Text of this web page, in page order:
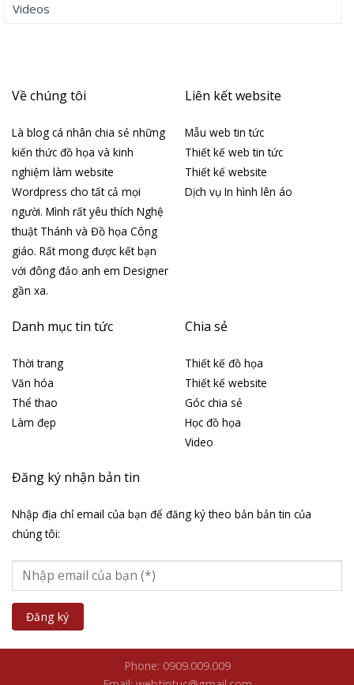
Videos
Về chúng tôi
Là blog cá nhân chia sẻ những
kiến thức đồ họa và kinh
nghiệm làm website
Wordpress cho tất cả mọi
người. Mình rất yêu thích Nghệ
thuật Thánh và Đồ họa Công
giáo. Rất mong được kết bạn
với đông đảo anh em Designer
gần xa.
Liên kết website
Mẫu web tin tức
Thiết kế web tin tức
Thiết kế website
Dịch vụ In hình lên áo
Danh mục tin tức
Thời trang
Văn hóa
Thể thao
Làm đẹp
Chia sẻ
Thiết kế đồ họa
Thiết kế website
Góc chia sẻ
Học đồ họa
Video
Đăng ký nhận bản tin
Nhập địa chỉ email của bạn để đăng ký theo bản bản tin của
chúng tôi:
Phone: 0909.009.009